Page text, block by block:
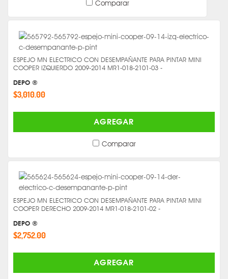
Comparar
ESPEJO MN ELECTRICO CON DESEMPAÑANTE PARA PINTAR MINI
COOPER IZQUIERDO 2009-2014 MR1-018-2101-03 -
DEPO ®
$3,010.00
AGREGAR
Comparar
ESPEJO MN ELECTRICO CON DESEMPAÑANTE PARA PINTAR MINI
COOPER DERECHO 2009-2014 MR1-018-2101-02 -
DEPO ®
$2,752.00
AGREGAR